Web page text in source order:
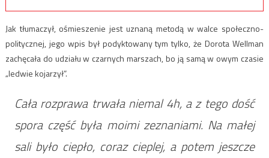
Jak tłumaczył, ośmieszenie jest uznaną metodą w walce społeczno-
politycznej, jego wpis był podyktowany tym tylko, że Dorota Wellman
zachęcała do udziału w czarnych marszach, bo ją samą w owym czasie
„ledwie kojarzył”.
Cała rozprawa trwała niemal 4h, a z tego dość
spora część była moimi zeznaniami. Na małej
sali było ciepło, coraz cieplej, a potem jeszcze